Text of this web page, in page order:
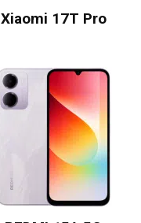
Xiaomi 17T Pro